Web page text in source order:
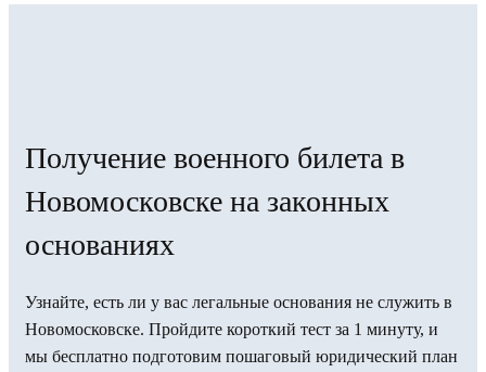
Получение военного билета в
Новомосковске на законных
основаниях
Узнайте, есть ли у вас легальные основания не служить в
Новомосковске. Пройдите короткий тест за 1 минуту, и
мы бесплатно подготовим пошаговый юридический план